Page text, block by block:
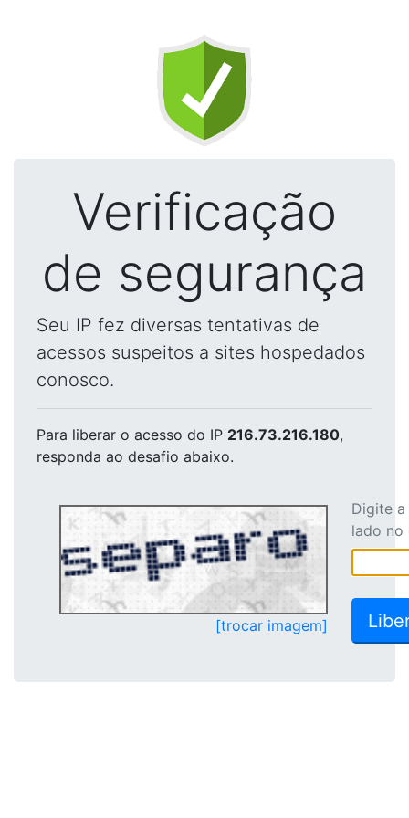
Verificação
de segurança
Seu IP fez diversas tentativas de
acessos suspeitos a sites hospedados
conosco.
Para liberar o acesso do IP 216.73.216.180,
responda ao desafio abaixo.
[trocar imagem]
Digite
lado no